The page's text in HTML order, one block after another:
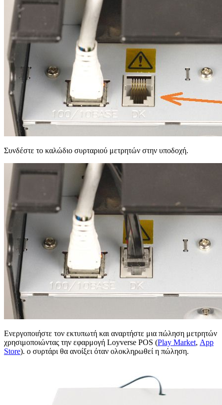
Συνδέστε το καλώδιο συρταριού μετρητών στην υποδοχή.
Ενεργοποιήστε τον εκτυπωτή και αναρτήστε μια πώληση μετρητών
χρησιμοποιώντας την εφαρμογή Loyverse POS (Play Market, App
Store). ο συρτάρι θα ανοίξει όταν ολοκληρωθεί η πώληση.